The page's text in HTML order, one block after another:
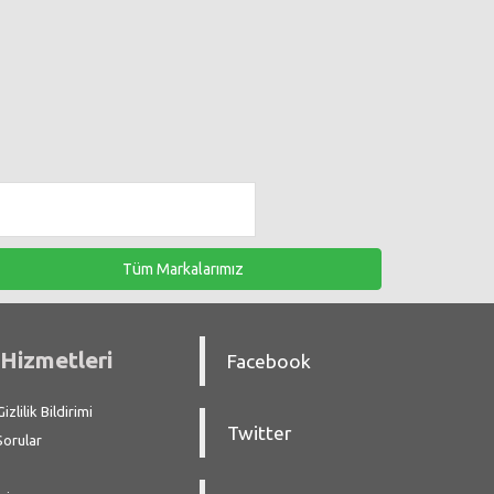
Tüm Markalarımız
Bildirimi
Facebook
Twitter